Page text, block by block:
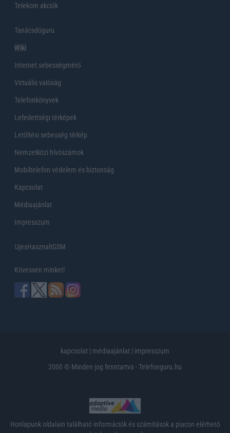
Telekom akciók
Tanácsdóguru
Wiki
Internet sebességmérő
Virtuális valóság
Telefonkönyvek
Lefedettségi térképek
Letöltési sebesség térkép
Nemzetközi hívószámok
Mobiltelefon védelem és biztonság
Kapcsolat
Médiaajánlat
Impresszum
UjesHasznaltGSM
Kövessen minket!
kapcsolat | médiaajánlat | impresszum
2000 © Minden jog fenntartva - Telefonguru.hu
Honlapunk oldalain található információk és számítások a piacon elérhető